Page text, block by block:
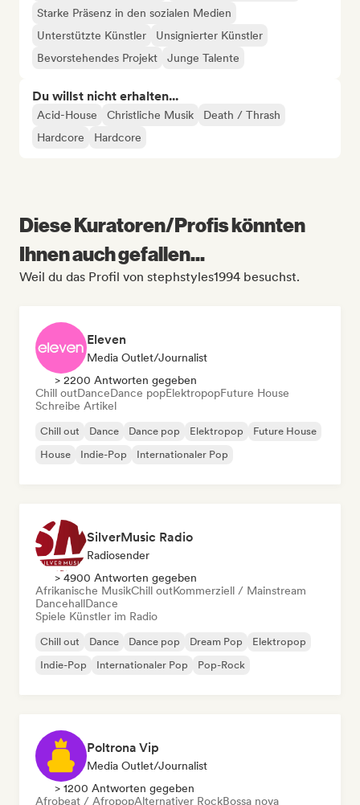
Starke Präsenz in den sozialen Medien
Unterstützte Künstler
Unsignierter Künstler
Bevorstehendes Projekt
Junge Talente
Du willst nicht erhalten...
Acid-House Christliche Musik
Death / Thrash
Hardcore
Hardcore
Diese Kuratoren/Profis könnten
Ihnen auch gefallen...
Weil du das Profil von stephstyles1994 besuchst.
Eleven
Media Outlet/Journalist
> 2200 Antworten gegeben
Chill outDanceDance popElektropopFuture House
Schreibe Artikel
Chill out Dance Dance pop Elektropop
Future House
House
Indie-Pop Internationaler Pop
SilverMusic Radio
Radiosender
> 4900 Antworten gegeben
Afrikanische MusikChill outKommerziell / Mainstream
DancehallDance
Spiele Künstler im Radio
Chill out Dance Dance pop Dream Pop
Elektropop
Indie-Pop
Internationaler Pop Pop-Rock
Poltrona Vip
Media Outlet/Journalist
> 1200 Antworten gegeben
Afrobeat / AfropopAlternativer RockBossa nova